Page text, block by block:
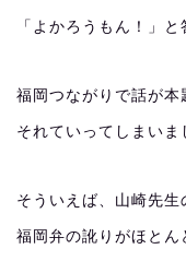
「よかろうもん！」と
福岡つながりで話が本
それていってしまいま
そういえば、山崎先生
福岡弁の訛りがほとん